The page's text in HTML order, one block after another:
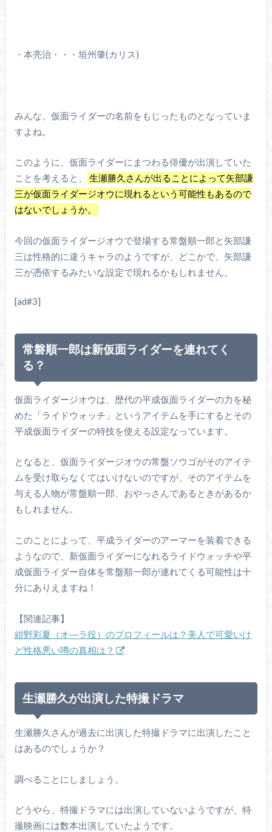
・本亮治・・・垣州肇(カリス)
みんな、仮面ライダーの名前をもじったものとなっていま
すよね。
このように、仮面ライダーにまつわる俳優が出演していた
ことを考えると、
生瀬勝久さんが出ることによって矢部謙
三が仮面ライダージオウに現れるという可能性もあるので
はないでしょうか。
今回の仮面ライダージオウで登場する常盤順一郎と矢部謙
三は性格的に違うキャラのようですが、どこかで、矢部謙
三が憑依するみたいな設定で現れるかもしれません。
[ad#3]
常磐順一郎は新仮面ライダーを連れてく
る？
仮面ライダージオウは、歴代の平成仮面ライダーの力を秘
めた「ライドウォッチ」というアイテムを手にするとその
平成仮面ライダーの特技を使える設定なっています。
となると、仮面ライダージオウの常盤ソウゴがそのアイテ
ムを受け取らなくてはいけないのですが、そのアイテムを
与える人物が常盤順一郎、おやっさんであるときがあるか
もしれません。
このことによって、平成ライダーのアーマーを装着できる
ようなので、新仮面ライダーになれるライドウォッチや平
成仮面ライダー自体を常盤順一郎が連れてくる可能性は十
分にありえますね！
【関連記事】
紺野彩夏（オ―ラ役）のプロフィールは？美人で可愛いけ
ど性格悪い噂の真相は？
生瀬勝久が出演した特撮ドラマ
生瀬勝久さんが過去に出演した特撮ドラマに出演したこと
はあるのでしょうか？
調べることにしましょう。
どうやら、特撮ドラマには出演していないようですが、特
撮映画には数本出演していたようです。